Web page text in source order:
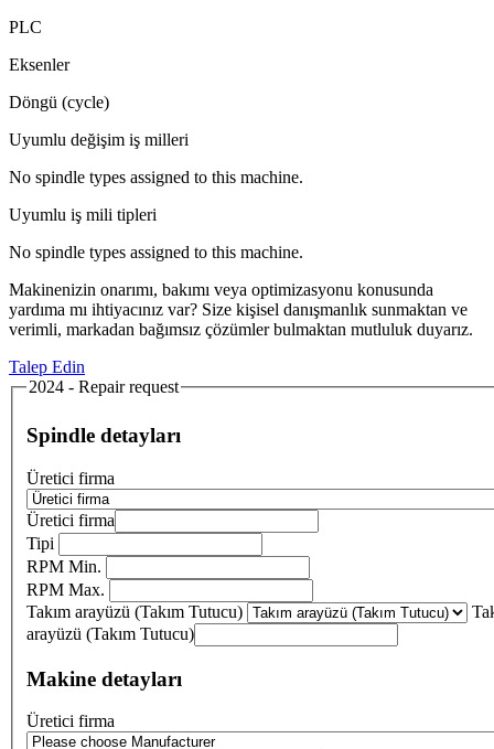
PLC
Eksenler
Döngü (cycle)
Uyumlu değişim iş milleri
No spindle types assigned to this machine.
Uyumlu iş mili tipleri
No spindle types assigned to this machine.
Makinenizin onarımı, bakımı veya optimizasyonu konusunda
yardıma mı ihtiyacınız var? Size kişisel danışmanlık sunmaktan ve
verimli, markadan bağımsız çözümler bulmaktan mutluluk duyarız.
Talep Edin
2024 - Repair request
Spindle detayları
Üretici firma
Üretici firma
Tipi
RPM Min.
RPM Max.
Takım arayüzü (Takım Tutucu)
arayüzü (Takım Tutucu)
Makine detayları
Üretici firma